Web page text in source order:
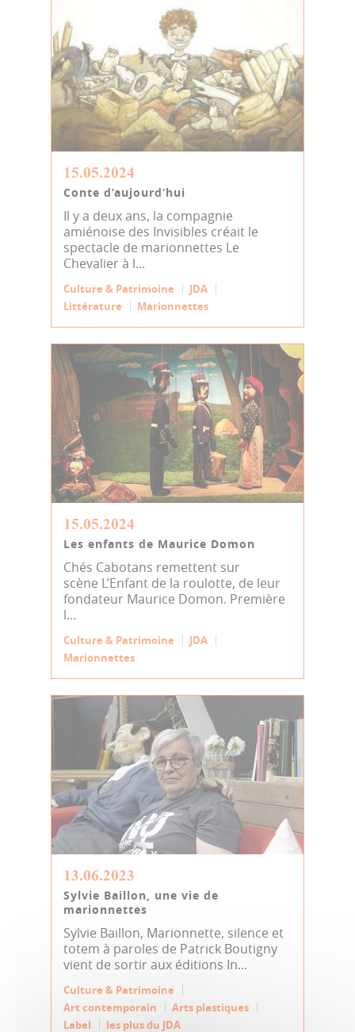
15.05.2024
Conte d’aujourd’hui
Il y a deux ans, la compagnie
amiénoise des Invisibles créait le
spectacle de marionnettes Le
Chevalier à l...
Culture & Patrimoine
JDA
Littérature
Marionnettes
15.05.2024
Les enfants de Maurice Domon
Chés Cabotans remettent sur
scène L’Enfant de la roulotte, de leur
fondateur Maurice Domon. Première
l...
Culture & Patrimoine
JDA
Marionnettes
13.06.2023
Sylvie Baillon, une vie de
marionnettes
Sylvie Baillon, Marionnette, silence et
totem à paroles de Patrick Boutigny
vient de sortir aux éditions In...
Culture & Patrimoine
Art contemporain
Arts plastiques
Label
les plus du JDA